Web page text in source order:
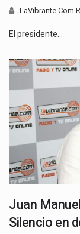
LaVibrante.Com
El presidente…
Juan
Silencio en